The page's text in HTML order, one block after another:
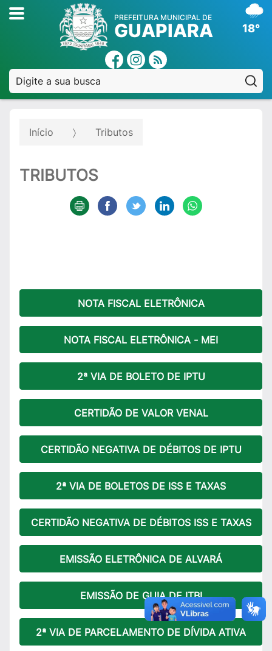
PREFEITURA MUNICIPAL DE
GUAPIARA 18°
Início Tributos
TRIBUTOS
NOTA FISCAL ELETRÔNICA
NOTA FISCAL ELETRÔNICA - MEI
2ª VIA DE BOLETO DE IPTU
CERTIDÃO DE VALOR VENAL
CERTIDÃO NEGATIVA DE DÉBITOS DE IPTU
2ª VIA DE BOLETOS DE ISS E TAXAS
CERTIDÃO NEGATIVA DE DÉBITOS ISS E TAXAS
EMISSÃO ELETRÔNICA DE ALVARÁ
EMISSÃO DE GUIA DE ITBI
2ª VIA DE PARCELAMENTO DE DÍVIDA ATIVA